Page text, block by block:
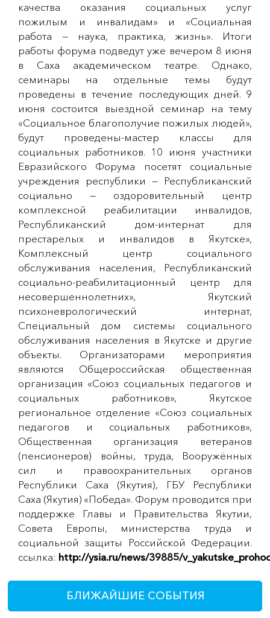
качества оказания социальных услуг
пожилым и инвалидам» и «Социальная
работа — наука, практика, жизнь». Итоги
работы форума подведут уже вечером 8 июня
в Саха академическом театре. Однако,
семинары на отдельные темы будут
проведены в течение последующих дней. 9
июня состоится выездной семинар на тему
«Социальное благополучие пожилых людей»,
будут проведены-мастер классы для
социальных работников. 10 июня участники
Евразийского Форума посетят социальные
учреждения республики — Республиканский
социально — оздоровительный центр
комплексной реабилитации инвалидов,
Республиканский дом-интернат для
престарелых и инвалидов в Якутске»,
Комплексный центр социального
обслуживания населения, Республиканский
социально-реабилитационный центр для
несовершеннолетних», Якутский
психоневрологический интернат,
Специальный дом системы социального
обслуживания населения в Якутске и другие
объекты. Организаторами мероприятия
являются Общероссийская общественная
организация «Союз социальных педагогов и
социальных работников», Якутское
региональное отделение «Союз социальных
педагогов и социальных работников»,
Общественная организация ветеранов
(пенсионеров) войны, труда, Вооружённых
сил и правоохранительных органов
Республики Саха (Якутия), ГБУ Республики
Саха (Якутия) «Победа». Форум проводится при
поддержке Главы и Правительства Якутии,
Совета Европы, министерства труда и
социальной защиты Российской Федерации.
ссылка: http://ysia.ru/news/39885/
БЛИЖАЙШИЕ СОБЫТИЯ